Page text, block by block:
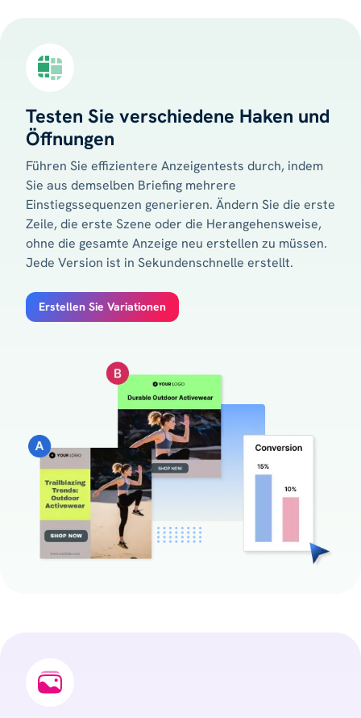
Testen Sie verschiedene Haken und
Öffnungen
Führen Sie effizientere Anzeigentests durch, indem
Sie aus demselben Briefing mehrere
Einstiegssequenzen generieren. Ändern Sie die erste
Zeile, die erste Szene oder die Herangehensweise,
ohne die gesamte Anzeige neu erstellen zu müssen.
Jede Version ist in Sekundenschnelle erstellt.
Erstellen Sie Variationen